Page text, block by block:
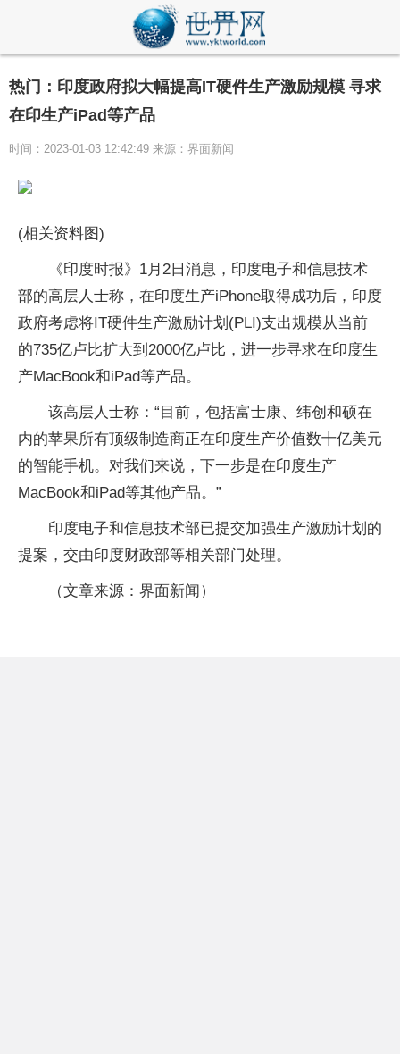
热门：印度政府拟大幅提高IT硬件生产激励规模 寻求
在印生产iPad等产品
时间：2023-01-03 12:42:49 来源：界面新闻
(相关资料图)
《印度时报》1月2日消息，印度电子和信息技术
部的高层人士称，在印度生产iPhone取得成功后，印度
政府考虑将IT硬件生产激励计划(PLI)支出规模从当前
的735亿卢比扩大到2000亿卢比，进一步寻求在印度生
产MacBook和iPad等产品。
该高层人士称：“目前，包括富士康、纬创和硕在
内的苹果所有顶级制造商正在印度生产价值数十亿美元
的智能手机。对我们来说，下一步是在印度生产
MacBook和iPad等其他产品。”
印度电子和信息技术部已提交加强生产激励计划的
提案，交由印度财政部等相关部门处理。
（文章来源：界面新闻）